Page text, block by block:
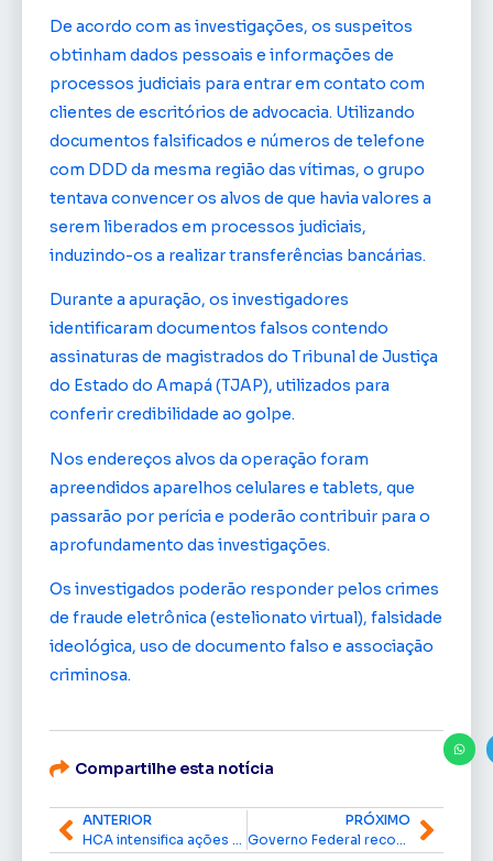
De acordo com as investigações, os suspeitos
obtinham dados pessoais e informações de
processos judiciais para entrar em contato com
clientes de escritórios de advocacia. Utilizando
documentos falsificados e números de telefone
com DDD da mesma região das vítimas, o grupo
tentava convencer os alvos de que havia valores a
serem liberados em processos judiciais,
induzindo-os a realizar transferências bancárias.
Durante a apuração, os investigadores
identificaram documentos falsos contendo
assinaturas de magistrados do Tribunal de Justiça
do Estado do Amapá (TJAP), utilizados para
conferir credibilidade ao golpe.
Nos endereços alvos da operação foram
apreendidos aparelhos celulares e tablets, que
passarão por perícia e poderão contribuir para o
aprofundamento das investigações.
Os investigados poderão responder pelos crimes
de fraude eletrônica (estelionato virtual), falsidade
ideológica, uso de documento falso e associação
criminosa.
Compartilhe esta notícia
ANTERIOR
PRÓXIMO